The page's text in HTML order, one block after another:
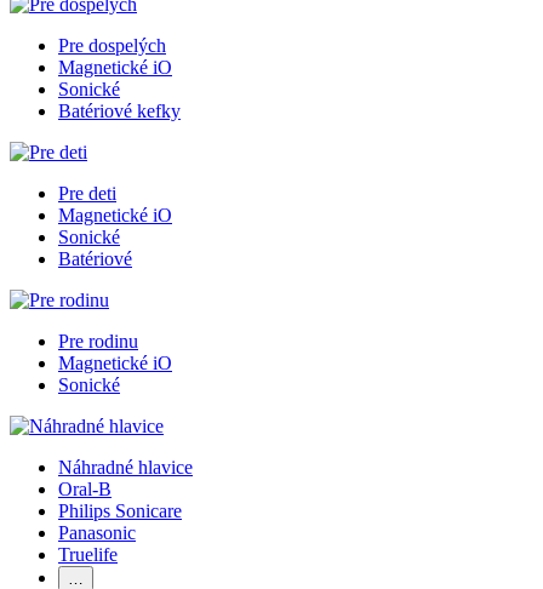
Pre dospelých
Magnetické iO
Sonické
Batériové kefky
Pre deti
Magnetické iO
Sonické
Batériové
Pre rodinu
Magnetické iO
Sonické
Náhradné hlavice
Oral-B
Philips Sonicare
Panasonic
Truelife
…